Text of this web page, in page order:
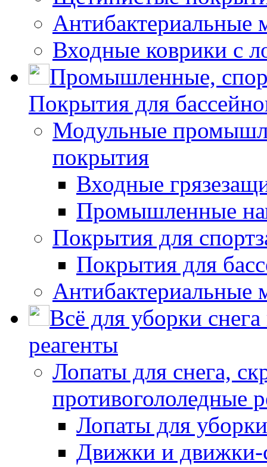
Антибактериальные
Входные коврики с
Промышленные,
Покрытия для
Модульные
покрытия
Входные
Промышленные
Покрытия для
Покрытия для
Антибактериальные
Всё для уборки
реагенты
Лопаты для снега,
противогололедные
Лопаты для
Движки и движки-